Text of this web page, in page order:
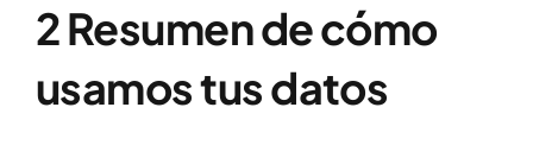
2 Resumen de cómo
usamos tus datos